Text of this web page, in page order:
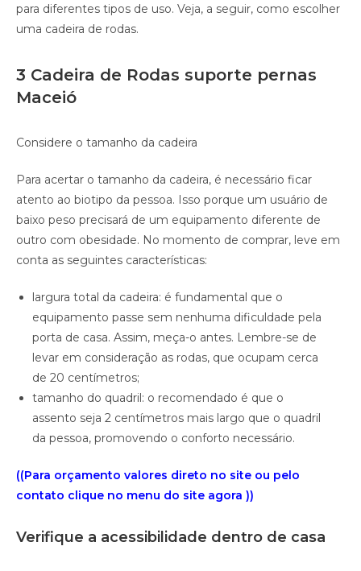
para diferentes tipos de uso. Veja, a seguir, como escolher
uma cadeira de rodas.
3 Cadeira de Rodas suporte pernas
Maceió
Considere o tamanho da cadeira
Para acertar o tamanho da cadeira, é necessário ficar
atento ao biotipo da pessoa. Isso porque um usuário de
baixo peso precisará de um equipamento diferente de
outro com obesidade. No momento de comprar, leve em
conta as seguintes características:
largura total da cadeira: é fundamental que o
equipamento passe sem nenhuma dificuldade pela
porta de casa. Assim, meça-o antes. Lembre-se de
levar em consideração as rodas, que ocupam cerca
de 20 centímetros;
tamanho do quadril: o recomendado é que o
assento seja 2 centímetros mais largo que o quadril
da pessoa, promovendo o conforto necessário.
((Para orçamento valores direto no site ou pelo
contato clique no menu do site agora ))
Verifique a acessibilidade dentro de casa